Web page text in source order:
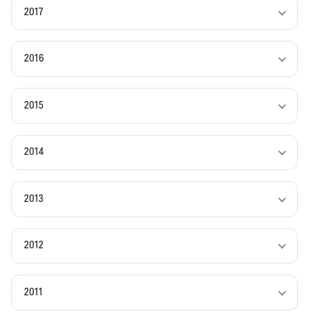
2017
2016
2015
2014
2013
2012
2011